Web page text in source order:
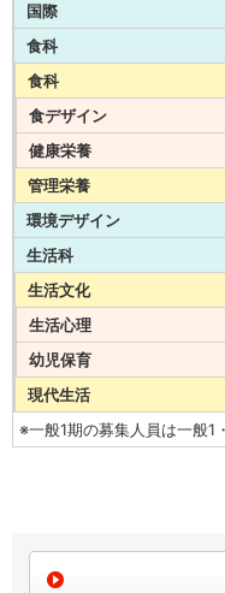
国際
食科
食科
食デザイン
健康栄養
管理栄養
環境デザイン
生活科
生活文化
生活心理
幼児保育
現代生活
※一般1期の募集人員は一般1